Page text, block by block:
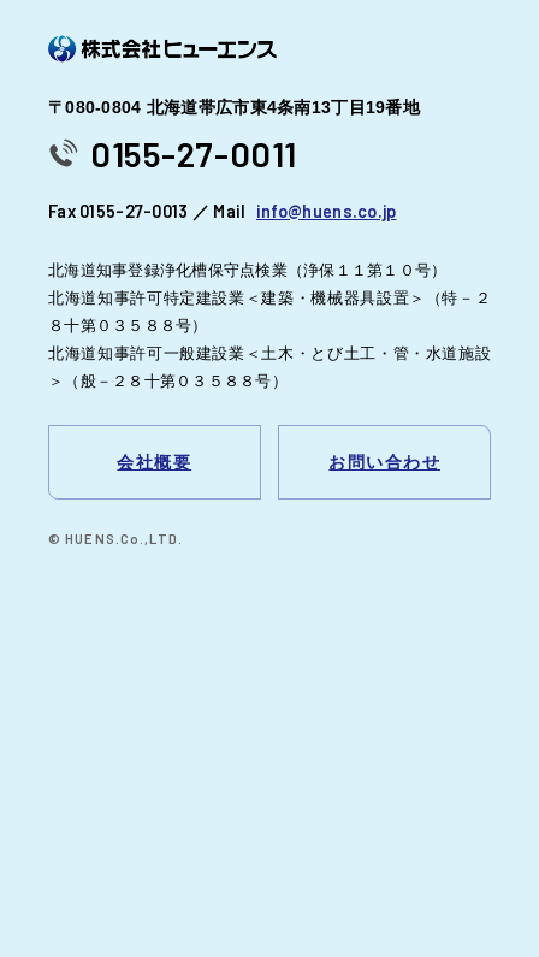
〒080-0804 北海道帯広市東4条南13丁目19番地
0155-27-0011
Fax 0155-27-0013 ／ Mail info@huens.co.jp
北海道知事登録浄化槽保守点検業（浄保１１第１０号）
北海道知事許可特定建設業＜建築・機械器具設置＞（特－２
８十第０３５８８号）
北海道知事許可一般建設業＜土木・とび土工・管・水道施設
＞（般－２８十第０３５８８号）
会社概要 お問い合わせ
© HUENS.Co.,LTD.